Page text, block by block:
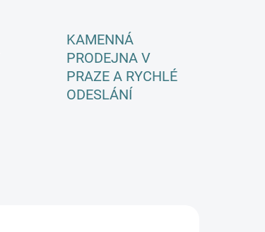
KAMENNÁ
PRODEJNA V
PRAZE A RYCHLÉ
ODESLÁNÍ